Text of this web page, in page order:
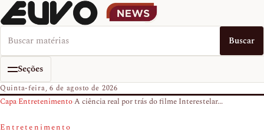
Buscar no EUVO News Buscar
Seções
Quinta-feira, 6 de agosto de 2026
Capa›Entretenimento›A ciência real por trás do filme Interestelar...
Entretenimento